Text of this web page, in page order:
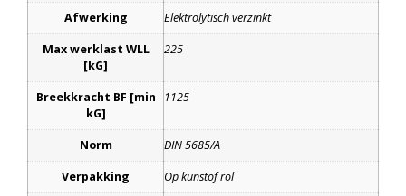
Afwerking Elektrolytisch verzinkt
Max werklast WLL
[kG]
225
Breekkracht BF [min
kG]
1125
Norm DIN 5685/A
Verpakking Op kunstof rol